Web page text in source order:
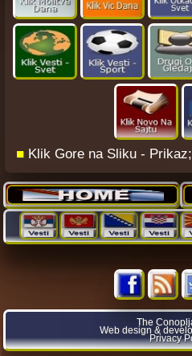
■ Klik Gore na Sliku - Prikaz;